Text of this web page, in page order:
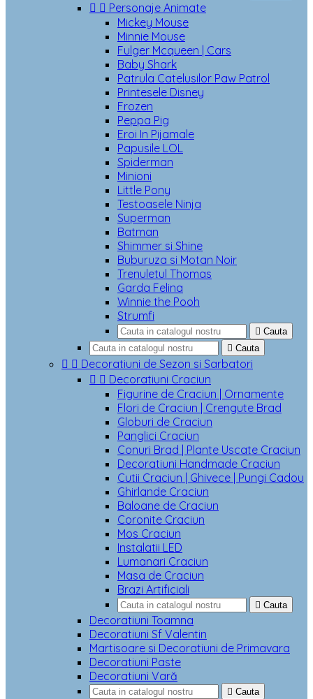
  Personaje Animate
Mickey Mouse
Minnie Mouse
Fulger Mcqueen | Cars
Baby Shark
Patrula Catelusilor Paw Patrol
Printesele Disney
Frozen
Peppa Pig
Eroi In Pijamale
Papusile LOL
Spiderman
Minioni
Little Pony
Testoasele Ninja
Superman
Batman
Shimmer si Shine
Buburuza si Motan Noir
Trenuletul Thomas
Garda Felina
Winnie the Pooh
Strumfi
 Cauta
 Cauta
  Decoratiuni de Sezon si Sarbatori
  Decoratiuni Craciun
Figurine de Craciun | Ornamente
Flori de Craciun | Crengute Brad
Globuri de Craciun
Panglici Craciun
Conuri Brad | Plante Uscate Craciun
Decoratiuni Handmade Craciun
Cutii Craciun | Ghivece | Pungi Cadou
Ghirlande Craciun
Baloane de Craciun
Coronite Craciun
Mos Craciun
Instalatii LED
Lumanari Craciun
Masa de Craciun
Brazi Artificiali
 Cauta
Decoratiuni Toamna
Decoratiuni Sf Valentin
Martisoare si Decoratiuni de Primavara
Decoratiuni Paste
Decoratiuni Vară
 Cauta